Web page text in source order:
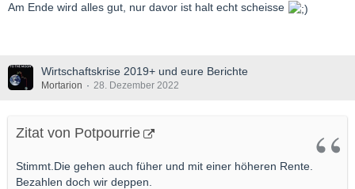
Am Ende wird alles gut, nur davor ist halt echt scheisse
Wirtschaftskrise 2019+ und eure Berichte
Mortarion 28. Dezember 2022
Zitat von Potpourrie
Stimmt.Die gehen auch füher und mit einer höheren Rente.
Bezahlen doch wir deppen.